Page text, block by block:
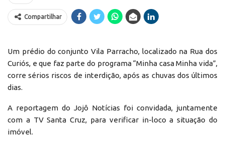
Compartilhar
Um prédio do conjunto Vila Parracho, localizado na Rua dos
Curiós, e que faz parte do programa “Minha casa Minha vida”,
corre sérios riscos de interdição, após as chuvas dos últimos
dias.
A reportagem do Jojô Notícias foi convidada, juntamente
com a TV Santa Cruz, para verificar in-loco a situação do
imóvel.